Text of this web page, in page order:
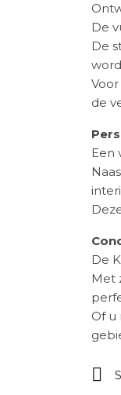
De
De
de
Een
De
Met
Of u